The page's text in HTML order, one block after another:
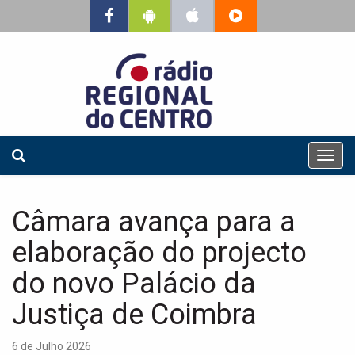
T
o
Câmara avança para a
elaboração do projecto
do novo Palácio da
Justiça de Coimbra
6 de Julho 2026